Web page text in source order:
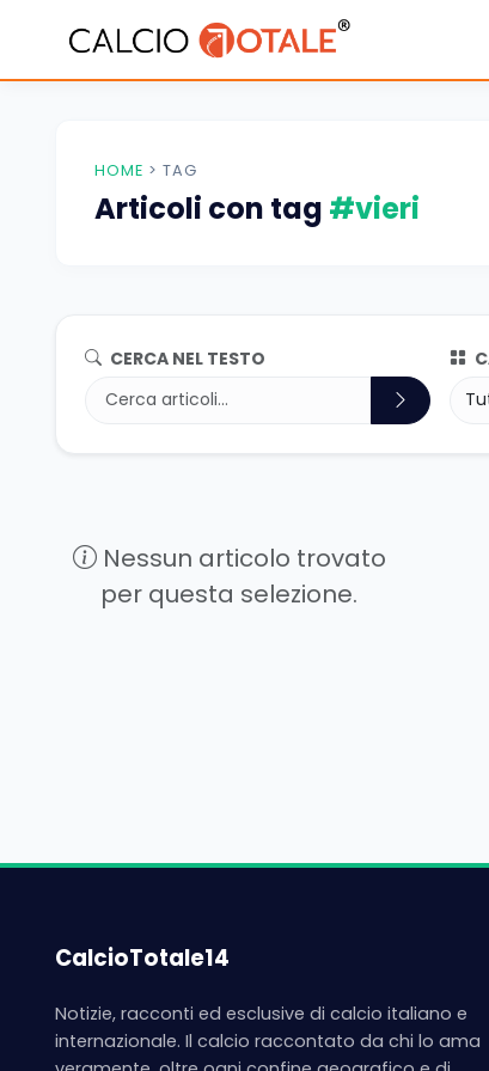
HOME > TAG
Articoli con tag #vieri
CERCA NEL TESTO
Nessun articolo trovato
per questa selezione.
CalcioTotale14
Notizie, racconti ed esclusive di calcio italiano e
internazionale. Il calcio raccontato da chi lo ama